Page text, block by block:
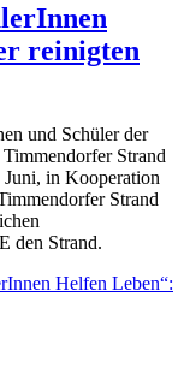
reinigten
und Schüler der
Strand
in Kooperation
Strand
den Strand.
Helfen Leben“: